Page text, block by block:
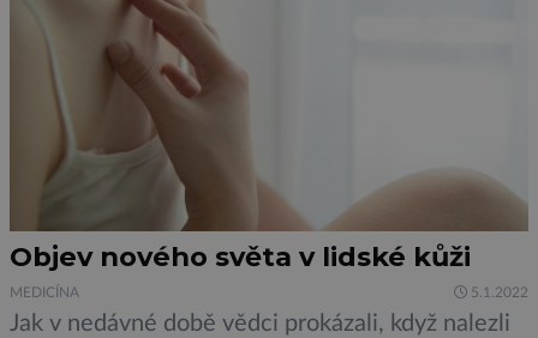
Objev nového světa v lidské kůži
MEDICÍNA 5.1.2022
Jak v nedávné době vědci prokázali, když nalezli